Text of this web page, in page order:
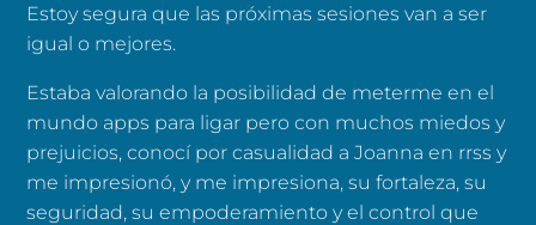
Estoy segura que las próximas sesiones van a ser
igual o mejores.
Estaba valorando la posibilidad de meterme en el
mundo apps para ligar pero con muchos miedos y
prejuicios, conocí por casualidad a Joanna en rrss y
me impresionó, y me impresiona, su fortaleza, su
seguridad, su empoderamiento y el control que